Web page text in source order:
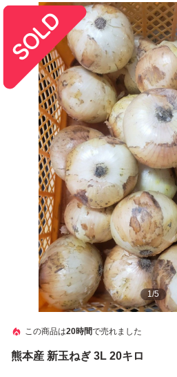
1/5
この商品は20時間で売れました
熊本産 新玉ねぎ 3L 20キロ